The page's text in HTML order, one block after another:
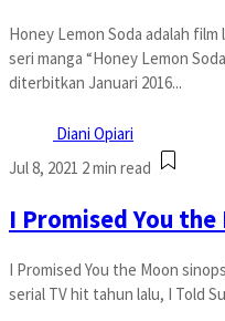
Honey Lemon Soda adalah
seri manga “Honey Lemon
diterbitkan Januari 2016...
Diani Opiari
Jul 8, 2021 2 min read
I Promised You
I Promised You the Moon
serial TV hit tahun lalu, I Told